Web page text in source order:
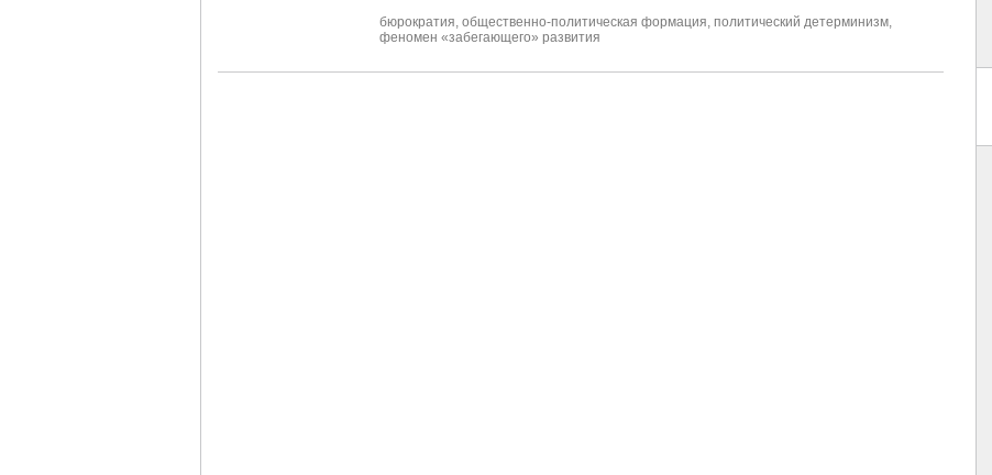
бюрократия, общественно-политическая формация, политический детерминизм,
феномен «забегающего» развития